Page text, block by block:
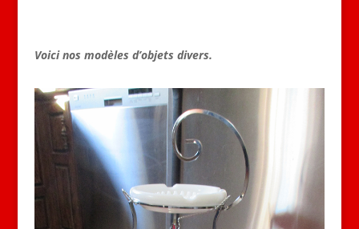
Voici nos modèles d’objets divers.